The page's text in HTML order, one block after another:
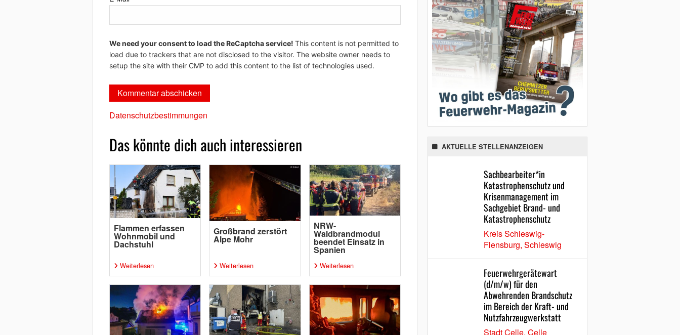
We need your consent to load the ReCaptcha service! This content is not permitted to
load due to trackers that are not disclosed to the visitor. The website owner needs to
setup the site with their CMP to add this content to the list of technologies used.
Datenschutzbestimmungen
Das könnte dich auch interessieren
Flammen erfassen
Wohnmobil und
Dachstuhl
Weiterlesen
Großbrand zerstört
Alpe Mohr
Weiterlesen
NRW-
Waldbrandmodul
beendet Einsatz in
Spanien
Weiterlesen
AKTUELLE STELLENANZEIGEN
Sachbearbeiter*in
Katastrophenschutz und
Krisenmanagement im
Sachgebiet Brand- und
Katastrophenschutz
Kreis Schleswig-
Flensburg, Schleswig
Feuerwehrgerätewart
(d/m/w) für den
Abwehrenden Brandschutz
im Bereich der Kraft- und
Nutzfahrzeugwerkstatt
Stadt Celle, Celle